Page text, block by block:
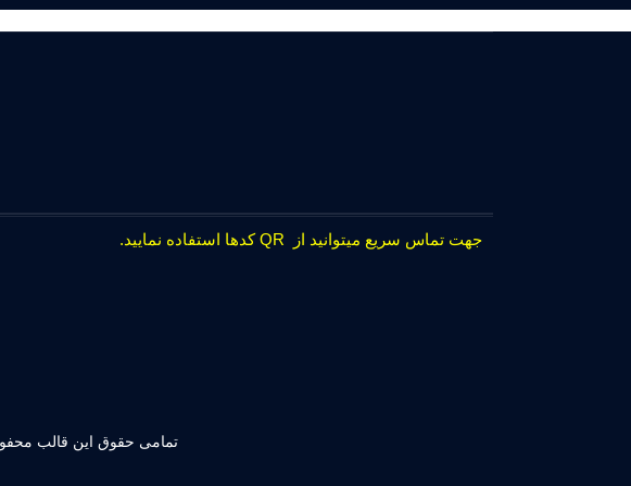
جهت تماس سریع میتوانید از QR کدها استفاده نمایید.
تمامی حقوق این قالب